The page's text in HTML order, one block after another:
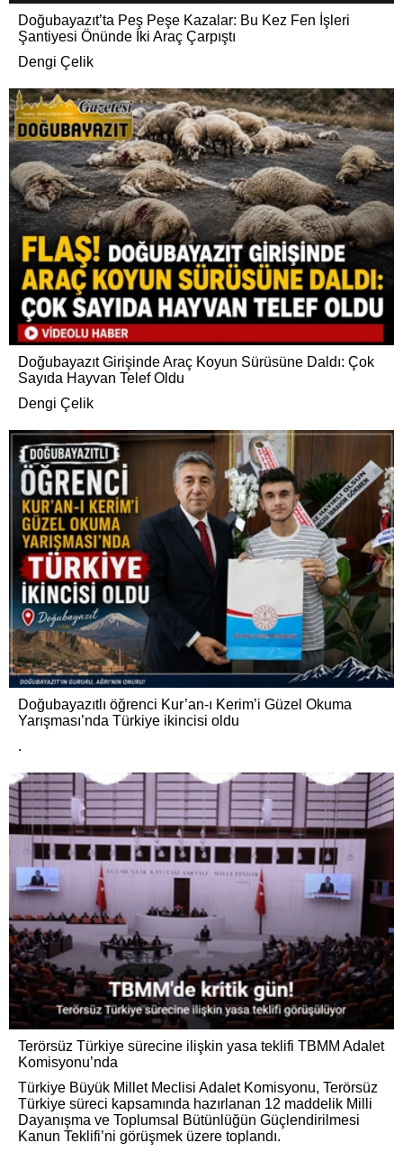
Doğubayazıt’ta Peş Peşe Kazalar: Bu Kez Fen İşleri
Şantiyesi Önünde İki Araç Çarpıştı
Dengi Çelik
Doğubayazıt Girişinde Araç Koyun Sürüsüne Daldı: Çok
Sayıda Hayvan Telef Oldu
Dengi Çelik
Doğubayazıtlı öğrenci Kur’an-ı Kerim’i Güzel Okuma
Yarışması’nda Türkiye ikincisi oldu
.
Terörsüz Türkiye sürecine ilişkin yasa teklifi TBMM Adalet
Komisyonu’nda
Türkiye Büyük Millet Meclisi Adalet Komisyonu, Terörsüz
Türkiye süreci kapsamında hazırlanan 12 maddelik Milli
Dayanışma ve Toplumsal Bütünlüğün Güçlendirilmesi
Kanun Teklifi’ni görüşmek üzere toplandı.